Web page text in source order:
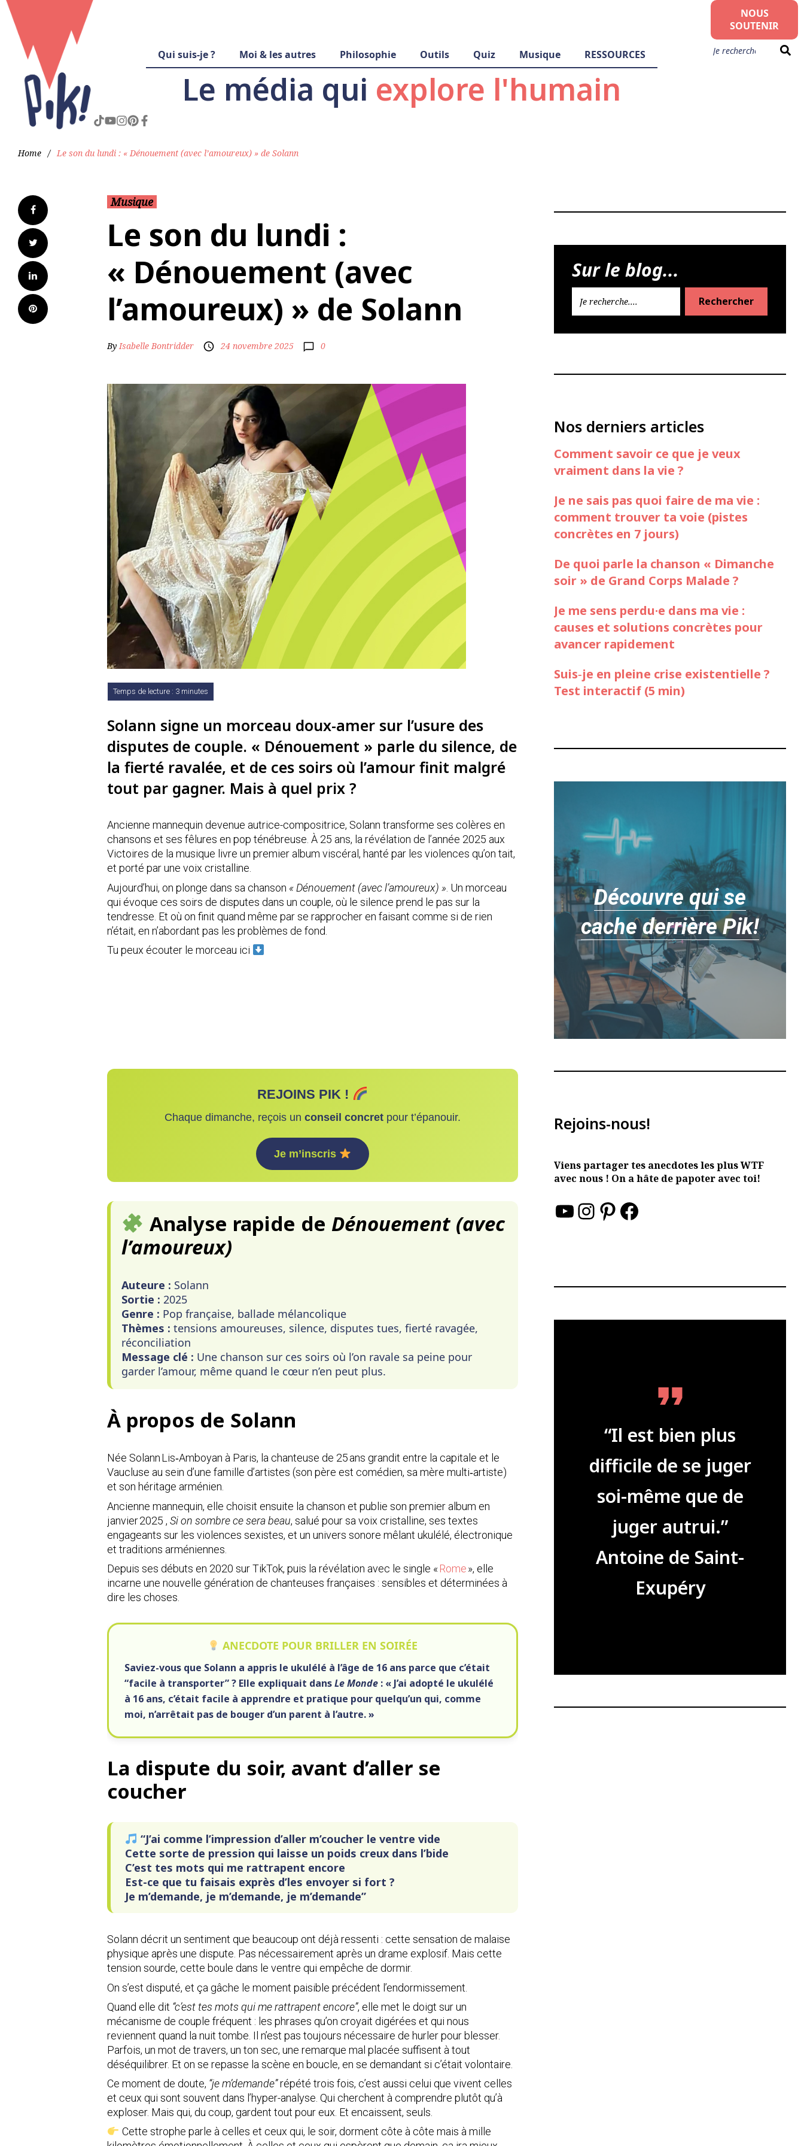
Qui suis-je ? Moi & les autres Philosophie Outils Quiz Musique RESSOURCES
Le média qui explore l'humain
NOUS
SOUTENIR
Home / Le son du lundi : « Dénouement (avec l’amoureux) » de Solann
Musique
Le son du lundi :
« Dénouement (avec
l’amoureux) » de Solann
ByIsabelle Bontridder 24 novembre 2025 0
Solann signe un morceau doux-amer sur l’usure des
disputes de couple. « Dénouement » parle du silence, de
la fierté ravalée, et de ces soirs où l’amour finit malgré
tout par gagner. Mais à quel prix ?
Ancienne mannequin devenue autrice-compositrice, Solann transforme ses colères en
chansons et ses fêlures en pop ténébreuse. À 25 ans, la révélation de l’année 2025 aux
Victoires de la musique livre un premier album viscéral, hanté par les violences qu’on tait,
et porté par une voix cristalline.
Aujourd’hui, on plonge dans sa chanson « Dénouement (avec l’amoureux) » . Un morceau
qui évoque ces soirs de disputes dans un couple, où le silence prend le pas sur la
tendresse. Et où on finit quand même par se rapprocher en faisant comme si de rien
n’était, en n’abordant pas les problèmes de fond.
Tu peux écouter le morceau ici
REJOINS PIK !
Chaque dimanche, reçois un conseil concret pour t’épanouir.
Je m’inscris
Analyse rapide de Dénouement (avec
l’amoureux)
Auteure : Solann
Sortie : 2025
Genre : Pop française, ballade mélancolique
Thèmes : tensions amoureuses, silence, disputes tues, fierté ravagée,
réconciliation
Message clé : Une chanson sur ces soirs où l’on ravale sa peine pour
garder l’amour, même quand le cœur n’en peut plus.
À propos de Solann
Née Solann Lis‑Amboyan à Paris, la chanteuse de 25 ans grandit entre la capitale et le
Vaucluse au sein d’une famille d’artistes (son père est comédien, sa mère multi‑artiste)
et son héritage arménien.
Ancienne mannequin, elle choisit ensuite la chanson et publie son premier album en
janvier 2025 , Si on sombre ce sera beau, salué pour sa voix cristalline, ses textes
engageants sur les violences sexistes, et un univers sonore mêlant ukulélé, électronique
et traditions arméniennes.
Depuis ses débuts en 2020 sur TikTok, puis la révélation avec le single « Rome», elle
incarne une nouvelle génération de chanteuses françaises : sensibles et déterminées à
dire les choses.
ANECDOTE POUR BRILLER EN SOIRÉE
Saviez-vous que Solann a appris le ukulélé à l’âge de 16 ans parce que c’était
“facile à transporter” ? Elle expliquait dansLe Monde : « J’ai adopté le ukulélé
à 16 ans, c’était facile à apprendre et pratique pour quelqu’un qui, comme
moi, n’arrêtait pas de bouger d’un parent à l’autre. »
La dispute du soir, avant d’aller se
coucher
“J’ai comme l’impression d’aller m’coucher le ventre vide
Cette sorte de pression qui laisse un poids creux dans l’bide
C’est tes mots qui me rattrapent encore
Est-ce que tu faisais exprès d’les envoyer si fort ?
Je m’demande, je m’demande, je m’demande”
Solann décrit un sentiment que beaucoup ont déjà ressenti : cette sensation de malaise
physique après une dispute. Pas nécessairement après un drame explosif. Mais cette
tension sourde, cette boule dans le ventre qui empêche de dormir.
On s’est disputé, et ça gâche le moment paisible précédent l’endormissement.
Quand elle dit “c’est tes mots qui me rattrapent encore”, elle met le doigt sur un
mécanisme de couple fréquent : les phrases qu’on croyait digérées et qui nous
reviennent quand la nuit tombe. Il n’est pas toujours nécessaire de hurler pour blesser.
Parfois, un mot de travers, un ton sec, une remarque mal placée suffisent à tout
déséquilibrer. Et on se repasse la scène en boucle, en se demandant si c’était volontaire.
Ce moment de doute, “je m’demande”répété trois fois, c’est aussi celui que vivent celles
et ceux qui sont souvent dans l’hyper-analyse. Qui cherchent à comprendre plutôt qu’à
exploser. Mais qui, du coup, gardent tout pour eux. Et encaissent, seuls.
Cette strophe parle à celles et ceux qui, le soir, dorment côte à côte mais à mille
Sur le blog...
Rechercher
Nos derniers articles
Comment savoir ce que je veux
vraiment dans la vie ?
Je ne sais pas quoi faire de ma vie :
comment trouver ta voie (pistes
concrètes en 7 jours)
De quoi parle la chanson « Dimanche
soir » de Grand Corps Malade ?
Je me sens perdu·e dans ma vie :
causes et solutions concrètes pour
avancer rapidement
Suis‑je en pleine crise existentielle ?
Test interactif (5 min)
Découvre qui se
cache derrière Pik!
Rejoins-nous!
Viens partager tes anecdotes les plus WTF
avec nous ! On a hâte de papoter avec toi!
“Il est bien plus
difficile de se juger
soi-même que de
juger autrui.”
Antoine de Saint-
Exupéry